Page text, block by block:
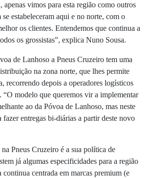
apenas vimos para esta região como outros
se estabeleceram aqui e no norte, com o
os clientes. Entendemos que continua a
os grossistas”, explica Nuno Sousa.
de Lanhoso a Pneus Cruzeiro tem uma
na zona norte, que lhes permite
recorrendo depois a operadores logísticos
“O modelo que queremos vir a implementar
ao da Póvoa de Lanhoso, mas neste
fazer entregas bi-diárias a partir deste novo
Pneus Cruzeiro é a sua política de
já algumas especificidades para a região
continua centrada em marcas premium (e